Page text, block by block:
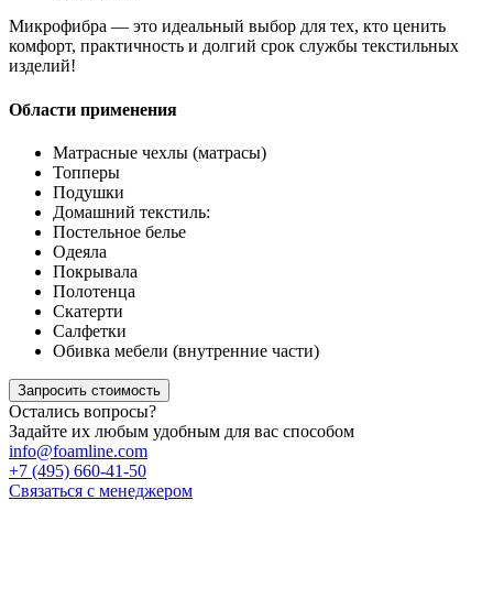
Микрофибра — это идеальный выбор для тех, кто ценить
комфорт, практичность и долгий срок службы текстильных
изделий!
Области применения
Матрасные чехлы (матрасы)
Топперы
Подушки
Домашний текстиль:
Постельное белье
Одеяла
Покрывала
Полотенца
Скатерти
Салфетки
Обивка мебели (внутренние части)
Запросить стоимость
Остались вопросы?
Задайте их любым удобным для вас способом
info@foamline.com
+7 (495) 660-41-50
Связаться с менеджером